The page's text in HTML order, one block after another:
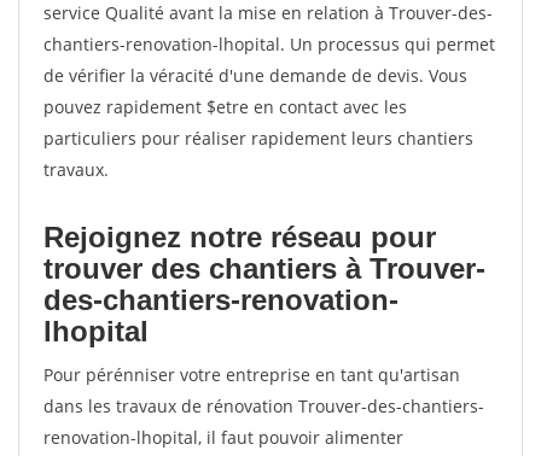
service Qualité avant la mise en relation à Trouver-des-
chantiers-renovation-lhopital. Un processus qui permet
de vérifier la véracité d'une demande de devis. Vous
pouvez rapidement $etre en contact avec les
particuliers pour réaliser rapidement leurs chantiers
travaux.
Rejoignez notre réseau pour
trouver des chantiers à Trouver-
des-chantiers-renovation-
lhopital
Pour pérénniser votre entreprise en tant qu'artisan
dans les travaux de rénovation Trouver-des-chantiers-
renovation-lhopital, il faut pouvoir alimenter